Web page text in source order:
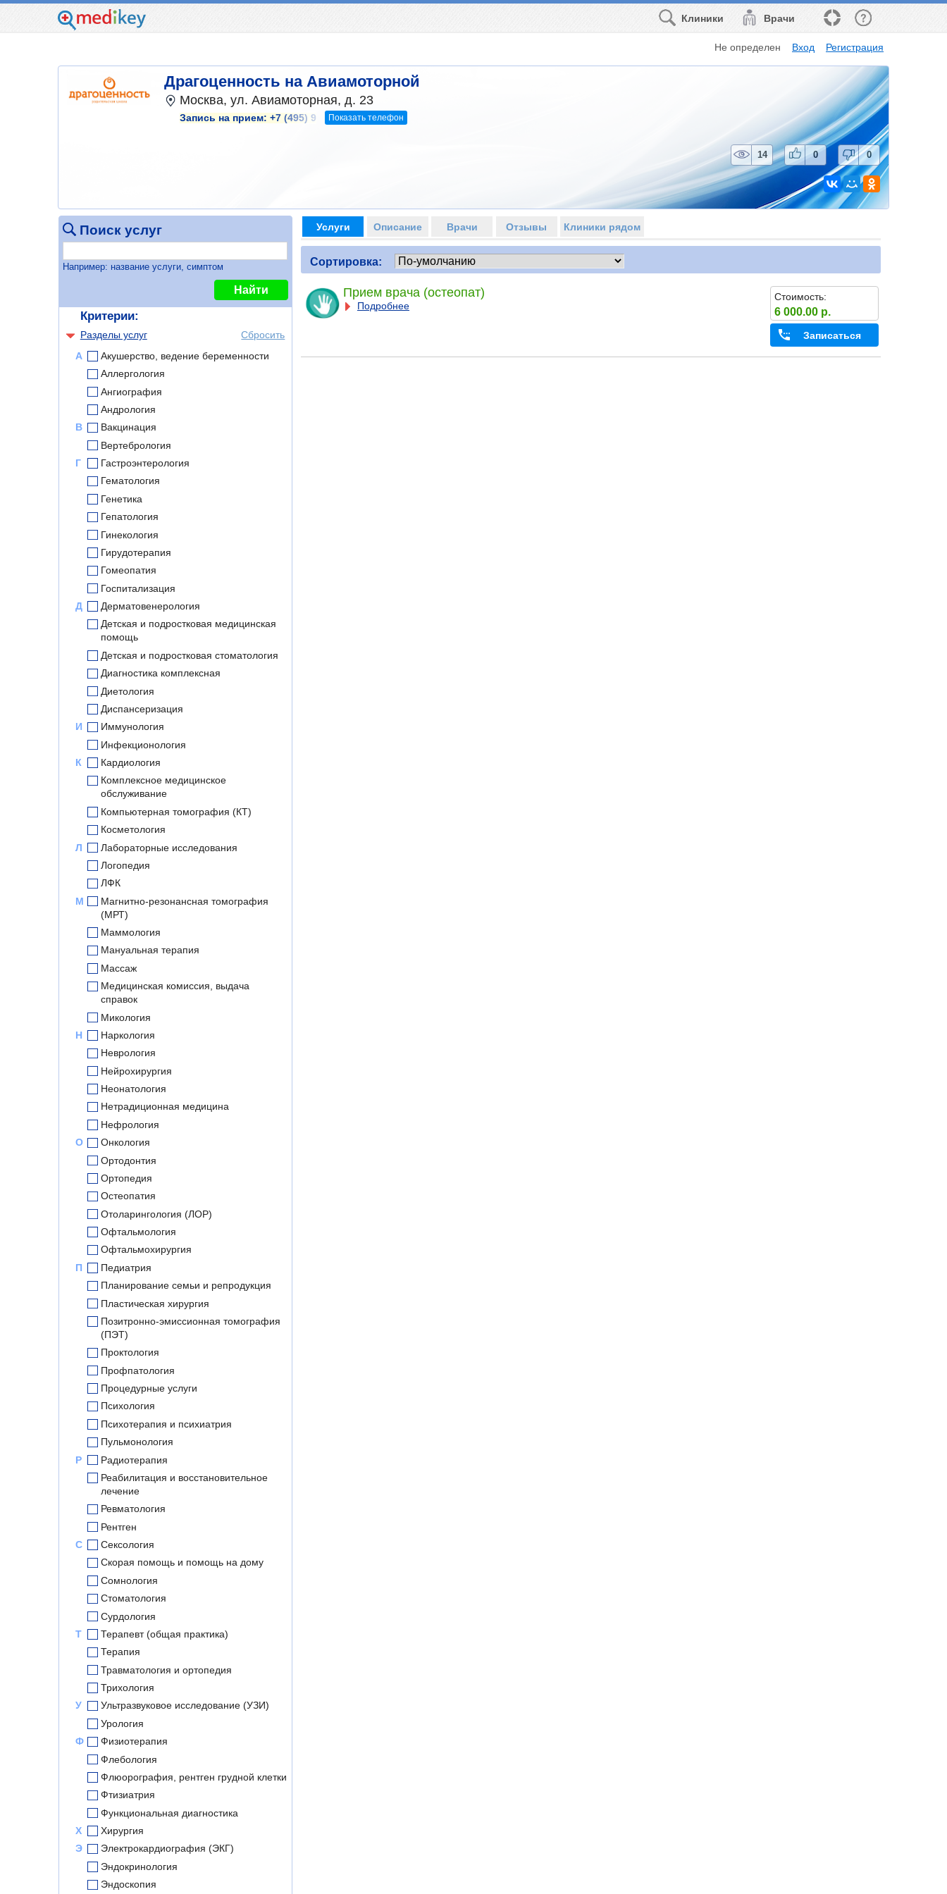
Врачи
Клиники
Не определен Вход Регистрация
Драгоценность на Авиамоторной
Москва, ул. Авиамоторная, д. 23
Запись на прием: +7 (495) 9 Показать телефон
14 0 0
Поиск услуг
Например: название услуги, симптом
Найти
Критерии:
Разделы услуг
Сбросить
А
Акушерство, ведение беременности
Аллергология
Ангиография
Андрология
В
Вакцинация
Вертебрология
Г
Гастроэнтерология
Гематология
Генетика
Гепатология
Гинекология
Гирудотерапия
Гомеопатия
Госпитализация
Д
Дерматовенерология
Детская и подростковая медицинская
помощь
Детская и подростковая стоматология
Диагностика комплексная
Диетология
Диспансеризация
И
Иммунология
Инфекционология
К
Кардиология
Комплексное медицинское
обслуживание
Компьютерная томография (КТ)
Косметология
Л
Лабораторные исследования
Логопедия
ЛФК
М
Магнитно-резонансная томография
(МРТ)
Маммология
Мануальная терапия
Массаж
Медицинская комиссия, выдача
справок
Микология
Н
Наркология
Неврология
Нейрохирургия
Неонатология
Нетрадиционная медицина
Нефрология
О
Онкология
Ортодонтия
Ортопедия
Остеопатия
Отоларингология (ЛОР)
Офтальмология
Офтальмохирургия
П
Педиатрия
Планирование семьи и репродукция
Пластическая хирургия
Позитронно-эмиссионная томография
(ПЭТ)
Проктология
Профпатология
Процедурные услуги
Психология
Психотерапия и психиатрия
Пульмонология
Р
Радиотерапия
Реабилитация и восстановительное
лечение
Ревматология
Рентген
С
Сексология
Скорая помощь и помощь на дому
Сомнология
Стоматология
Сурдология
Т
Терапевт (общая практика)
Терапия
Травматология и ортопедия
Трихология
У
Ультразвуковое исследование (УЗИ)
Урология
Ф
Физиотерапия
Флебология
Флюорография, рентген грудной клетки
Фтизиатрия
Функциональная диагностика
Х
Хирургия
Э
Электрокардиография (ЭКГ)
Эндокринология
Эндоскопия
Услуги Описание Врачи Отзывы Клиники рядом
Сортировка:
Прием врача (остеопат)
Подробнее
Стоимость:
6 000.00 р.
Записаться